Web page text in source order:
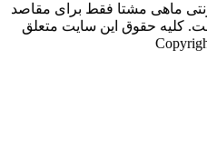
ماهی مشتا فقط برای مقاصد
کلیه حقوق این سایت متعلق